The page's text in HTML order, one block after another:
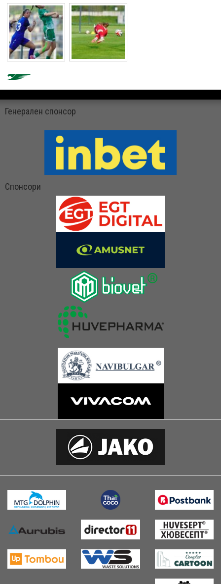
Генерален спонсор
Спонсори